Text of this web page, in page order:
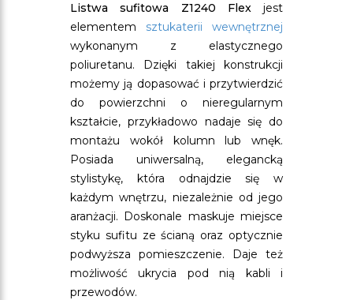
Listwa sufitowa Z1240 Flexjest
elementem sztukaterii wewnętrznej
wykonanym z elastycznego
poliuretanu. Dzięki takiej konstrukcji
możemy ją dopasować i przytwierdzić
do powierzchni o nieregularnym
kształcie, przykładowo nadaje się do
montażu wokół kolumn lub wnęk.
Posiada uniwersalną, elegancką
stylistykę, która odnajdzie się w
każdym wnętrzu, niezależnie od jego
aranżacji. Doskonale maskuje miejsce
styku sufitu ze ścianą oraz optycznie
podwyższa pomieszczenie. Daje też
możliwość ukrycia pod nią kabli i
przewodów.